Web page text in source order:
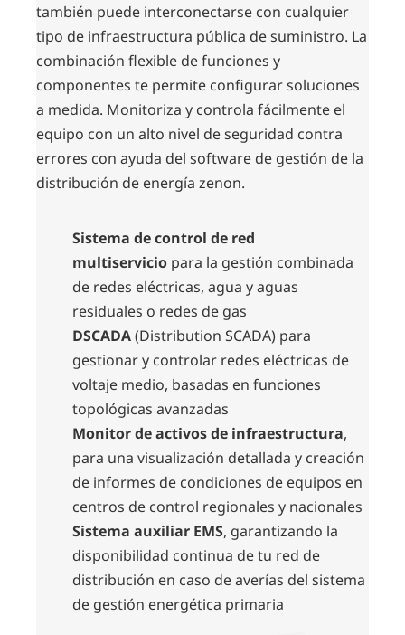
también puede interconectarse con cualquier
tipo de infraestructura pública de suministro. La
combinación flexible de funciones y
componentes te permite configurar soluciones
a medida. Monitoriza y controla fácilmente el
equipo con un alto nivel de seguridad contra
errores con ayuda del software de gestión de la
distribución de energía zenon.
Sistema de control de red
multiservicio para la gestión combinada
de redes eléctricas, agua y aguas
residuales o redes de gas
DSCADA(Distribution SCADA) para
gestionar y controlar redes eléctricas de
voltaje medio, basadas en funciones
topológicas avanzadas
Monitor de activos de infraestructura,
para una visualización detallada y creación
de informes de condiciones de equipos en
centros de control regionales y nacionales
Sistema auxiliar EMS, garantizando la
disponibilidad continua de tu red de
distribución en caso de averías del sistema
de gestión energética primaria